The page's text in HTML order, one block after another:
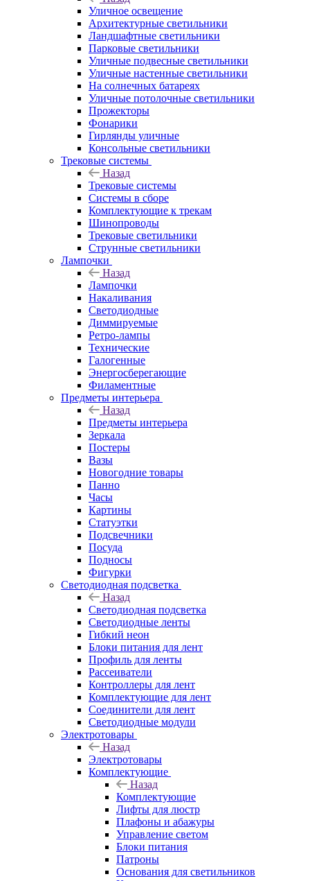
Уличное освещение
Архитектурные светильники
Ландшафтные светильники
Парковые светильники
Уличные подвесные светильники
Уличные настенные светильники
На солнечных батареях
Уличные потолочные светильники
Прожекторы
Фонарики
Гирлянды уличные
Консольные светильники
Трековые системы
Назад
Трековые системы
Системы в сборе
Комплектующие к трекам
Шинопроводы
Трековые светильники
Струнные светильники
Лампочки
Назад
Лампочки
Накаливания
Светодиодные
Диммируемые
Ретро-лампы
Технические
Галогенные
Энергосберегающие
Филаментные
Предметы интерьера
Назад
Предметы интерьера
Зеркала
Постеры
Вазы
Новогодние товары
Панно
Часы
Картины
Статуэтки
Подсвечники
Посуда
Подносы
Фигурки
Светодиодная подсветка
Назад
Светодиодная подсветка
Светодиодные ленты
Гибкий неон
Блоки питания для лент
Профиль для ленты
Рассеиватели
Контроллеры для лент
Комплектующие для лент
Соединители для лент
Светодиодные модули
Электротовары
Назад
Электротовары
Комплектующие
Назад
Комплектующие
Лифты для люстр
Плафоны и абажуры
Управление светом
Блоки питания
Патроны
Основания для светильников